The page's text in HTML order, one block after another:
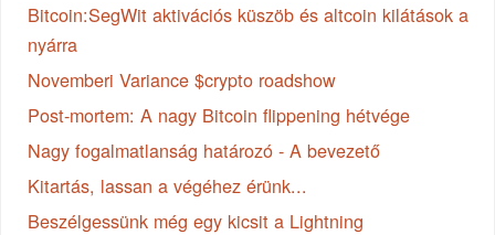
Bitcoin:SegWit aktivációs küszöb és altcoin kilátások a
nyárra
Novemberi Variance $crypto roadshow
Post-mortem: A nagy Bitcoin flippening hétvége
Nagy fogalmatlanság határozó - A bevezető
Kitartás, lassan a végéhez érünk...
Beszélgessünk még egy kicsit a Lightning